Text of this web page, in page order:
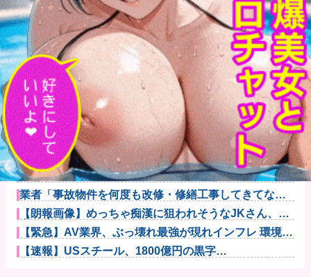
【悲報】母親、息子を通して男の競争の厳しさを知る
ｗｗｗｗ
【悲報】八王子の夏祭り、衛生管理終わってた
【朗報】ハンターハンター最新話、ベンジャミンが覚
醒して主人公...
【悲報】最新話のモンキー・D・ルフィさん、あまりに
も情けなさ...
彼女に浮気されたワイ（38）、人生を変えるために
「プログラミ...
自衛隊指揮に国産AI、情報収集や分析担わせ迅速な意
思決定…「...
石畳の路地に突入した中国EV、パワー不足で周囲の通
行人を困惑...
カズレーザーさん、無保険で車を乗り回すやつを一蹴
してしまうｗ...
パソコン使ってるのに有料のセキュリティソフト入れ
てない人って...
【悲報】麻辣湯、必死にステマされるも日本人男性か
ら見向きもさ...
業者「事故物件を何度も改修・修繕工事してきてなん
ともなかった...
【朗報画像】めっちゃ痴漢に狙われそうなJKさん、痴
漢を逮捕ｗ...
【緊急】AV業界、ぶっ壊れ最強が現れインフレ 環境崩
壊ｗｗｗ...
【速報】USスチール、1800億円の黒字